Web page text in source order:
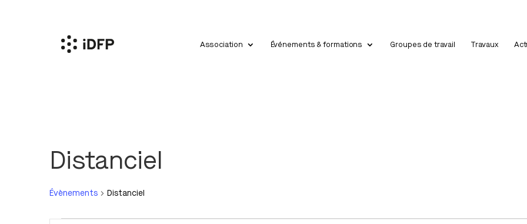
Association Événements & formations Groupes de travail Travaux
Distanciel
Évènements Distanciel